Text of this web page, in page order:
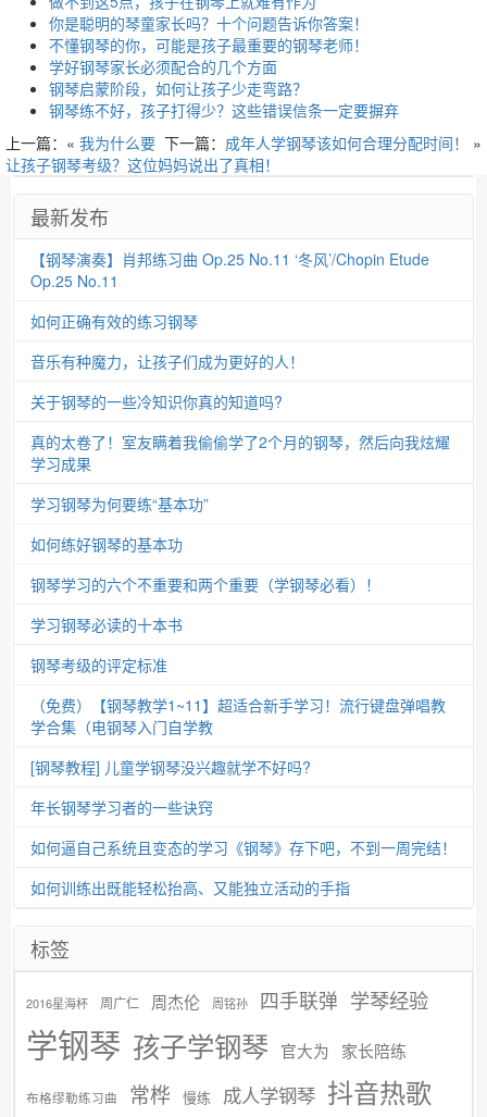
你是聪明的琴童家长吗？十个问题告诉你答案！
不懂钢琴的你，可能是孩子最重要的钢琴老师！
学好钢琴家长必须配合的几个方面
钢琴启蒙阶段，如何让孩子少走弯路？
钢琴练不好，孩子打得少？这些错误信条一定要摒弃
下一篇： 成年人学钢琴该如何合理分配时间！ »
上一篇：« 我为什么要
让孩子钢琴考级？这位妈妈说出了真相！
最新发布
【钢琴演奏】肖邦练习曲 Op.25 No.11 ‘冬风’/Chopin Etude
Op.25 No.11
如何正确有效的练习钢琴
音乐有种魔力，让孩子们成为更好的人！
关于钢琴的一些冷知识你真的知道吗?
真的太卷了！室友瞒着我偷偷学了2个月的钢琴，然后向我炫耀
学习成果
学习钢琴为何要练“基本功”
如何练好钢琴的基本功
钢琴学习的六个不重要和两个重要（学钢琴必看）！
学习钢琴必读的十本书
钢琴考级的评定标准
（免费）【钢琴教学1~11】超适合新手学习！流行键盘弹唱教
学合集（电钢琴入门自学教
[钢琴教程] 儿童学钢琴没兴趣就学不好吗?
年长钢琴学习者的一些诀窍
如何逼自己系统且变态的学习《钢琴》存下吧，不到一周完结！
如何训练出既能轻松抬高、又能独立活动的手指
标签
2016星海杯 周广仁 周杰伦 周铭孙 四手联弹 学琴经验
学钢琴 孩子学钢琴 官大为 家长陪练
布格缪勒练习曲 常桦 慢练 成人学钢琴 抖音热歌